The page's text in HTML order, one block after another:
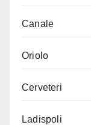
Canale
Oriolo
Cerveteri
Ladispoli